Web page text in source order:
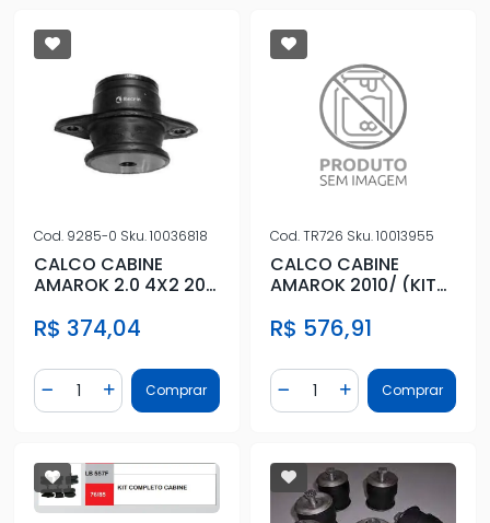
Cod. 9285-0 Sku.10036818
CALCO CABINE
AMAROK 2.0 4X2 2011
R$ 374,04
Diminuir Quantidade
Quantidade
Adicionar Quantidade
Comprar
Cod.TR726 Sku.10013955
CALCO CABINE
AMAROK 2010/ (KIT
R$ 576,91
Diminuir Quantidade
Quantidade
AdicionarComprar